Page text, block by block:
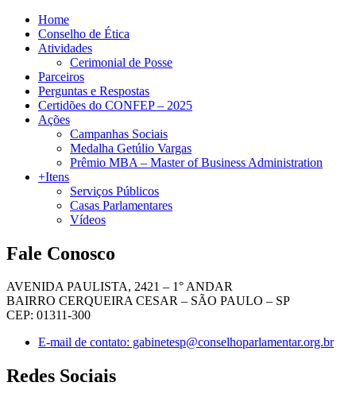
Home
Conselho de Ética
Atividades
Cerimonial de Posse
Parceiros
Perguntas e Respostas
Certidões do CONFEP – 2025
Ações
Campanhas Sociais
Medalha Getúlio Vargas
Prêmio MBA – Master of Business Administration
+Itens
Serviços Públicos
Casas Parlamentares
Vídeos
Fale Conosco
AVENIDA PAULISTA, 2421 – 1° ANDAR
BAIRRO CERQUEIRA CESAR – SÃO PAULO – SP
CEP: 01311-300
E-mail de contato: gabinetesp@conselhoparlamentar.org.br
Redes Sociais